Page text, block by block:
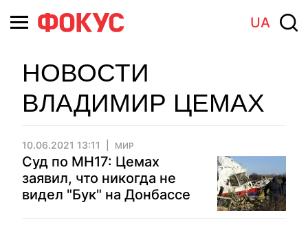
UA
НОВОСТИ
ВЛАДИМИР ЦЕМАХ
10.06.2021 13:11 МИР
Суд по МН17: Цемах
заявил, что никогда не
видел "Бук" на Донбассе